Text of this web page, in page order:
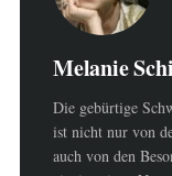
Melanie
Die gebürtige
ist nicht nur von
auch von den